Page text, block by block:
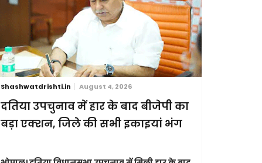
Shashwatdrishti.in August 4, 2026
दतिया उपचुनाव में हार के बाद बीजेपी का
बड़ा एक्शन, जिले की सभी इकाइयां भंग